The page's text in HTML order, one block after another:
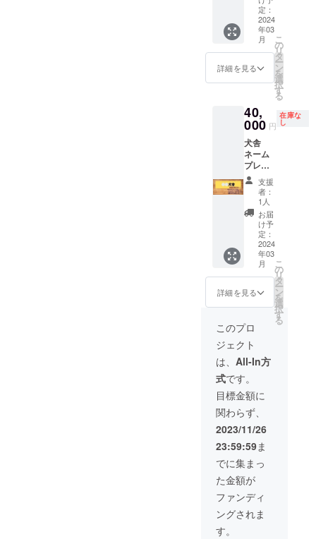
侵害と
なる画
像はお
受けで
きませ
ん。 ※
作成に
時間が
ので、
早めに
メール
で送っ
てくだ
さい。
ショッ
トが生
まれる
も？！
デザイ
ンは画
イルで
お願い
しま
す。 ※
著作権
侵害と
なる画
像はお
受けで
きませ
ん。 ※
作成に
時間が
かかる
ので、
早めに
メール
で送っ
てくだ
さい。
緒にジ
ビエ料
理を食
べなが
ら、イ
の有害
鳥獣駆
ルの現
場につ
いてお
話しさ
せて頂
きま
す。 ※
笑い多
めで
す。 20
時頃、
お開き
となり
ます。
5〜9月
（GW、
お盆を
除く）
土日
で、ご
希望日
に開催
致しま
す。 5
月だと
アスカ
の子犬
が見れ
る可能
性があ
りま
す。 ※
ただし
出産で
きない
場合が
大きさ
は一文
字3cm
以上で
枠に入
りきれ
名称の
場合は
文字が
小さく
なる場
合があ
りま
す。 企
業さん
名や店
舗さん
名、ご
自身の
YouTub
eチャン
などの
広告と
利用し
て頂い
ても構
いませ
ん。
さい。
その
際、公
序良俗
に反す
るよう
さい。
文字の
他、企
業ロ
ゴ、バ
ナーな
ども受
け付け
ます。
※目安の
文字の
大きさ
は一文
字3cm
以上で
枠に入
りきれ
ど長い
名称の
場合は
文字が
なる場
合があ
りま
す。 企
業さん
名や店
舗さん
名、ご
自身の
YouTub
eチャン
ネル名
などの
の壁に
歴代猟
犬とし
て残り
ます。
※設置後
YouTub
eで配信
したり
します
ので、
備考欄
に掲載
したい
お名前
をご記
入くだ
さい。
その
際、公
序良俗
に反す
るよう
えくだ
文字の
他、企
ゴ、バ
ナーな
ども受
け付け
ます。
文字の
大きさ
は一文
字3cm
以上で
すが、
枠に入
抜群で
す。
※10月中
旬に来
る予定
の屋久
島犬の
メスの
（名前
が決ま
り次
第、お
知らせ
しま
す） ※
掲載期
間は最
低10年
以上、
犬舎を
取り壊
すま
で、も
しくは
災害で
で。 ※
死亡し
た場合
は犬舎
の壁に
歴代猟
犬とし
て残り
ます。
※設置後
をご紹
介した
り、
YouTub
eで配信
したり
します
ので、
定：
2024
年03
月
詳細を見る
こ
の
リ
タ
ー
ン
を
選
択
す
る
40,
000 円
在庫な
し
犬舎
ネーム
プレー
トスポ
ンサー
※一番大
きな
ネーム
プレー
トなの
で、応
援効
果、宣
伝効果
は抜群
です。
※犬舎名
の発表
は、
ネーム
プレー
ト設置
日に発
表しま
す。 ※
掲載期
間は最
低10年
以上、
犬舎を
取り壊
すま
で、も
しくは
支援
者：
1人
お届
け予
定：
2024
年03
月
詳細を見る
こ
の
リ
タ
ー
ン
を
選
択
す
る
このプロ
ジェクト
は、 All-In方
式です。
目標金額に
関わらず、
2023/11/26
23:59:59ま
でに集まっ
た金額が
ファンディ
ングされま
す。